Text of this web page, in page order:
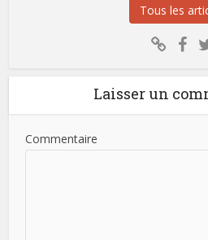
Tous les
Laisser un
Commentaire